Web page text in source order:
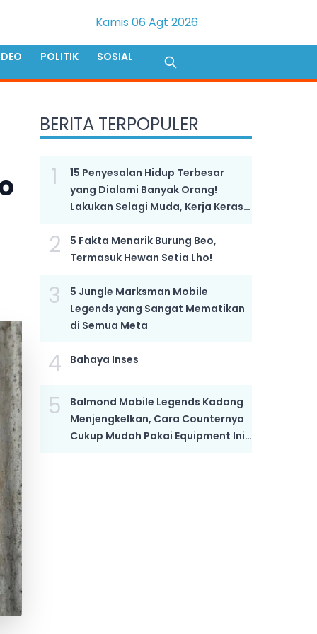
Kamis 06 Agt 2026
POLITIK SOSIAL
BERITA TERPOPULER
1
15 Penyesalan Hidup Terbesar
yang Dialami Banyak Orang!
Lakukan Selagi Muda, Kerja Keras
2
5 Fakta Menarik Burung Beo,
Termasuk Hewan Setia Lho!
3
5 Jungle Marksman Mobile
Legends yang Sangat Mematikan
di Semua Meta
4 Bahaya Inses
5
Balmond Mobile Legends Kadang
Menjengkelkan, Cara Counternya
Cukup Mudah Pakai Equipment Ini,